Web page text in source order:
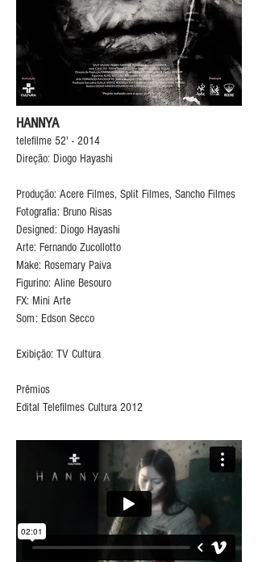
HANNYA
telefilme 52' - 2014
Direção: Diogo Hayashi
Produção: Acere Filmes, Split Filmes, Sancho Filmes
Fotografia: Bruno Risas
Designed: Diogo Hayashi
Arte: Fernando Zucollotto
Make: Rosemary Paiva
Figurino: Aline Besouro
FX: Mini Arte
Som: Edson Secco
Exibição: TV Cultura
Prêmios
Edital Telefilmes Cultura 2012